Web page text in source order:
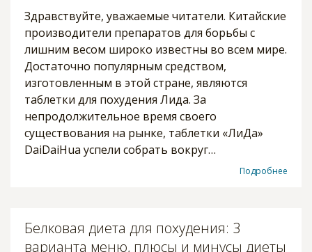
Здравствуйте, уважаемые читатели. Китайские
производители препаратов для борьбы с
лишним весом широко известны во всем мире.
Достаточно популярным средством,
изготовленным в этой стране, являются
таблетки для похудения Лида. За
непродолжительное время своего
существования на рынке, таблетки «ЛиДа»
DaiDaiHua успели собрать вокруг…
Подробнее
Белковая диета для похудения: 3
варианта меню, плюсы и минусы диеты